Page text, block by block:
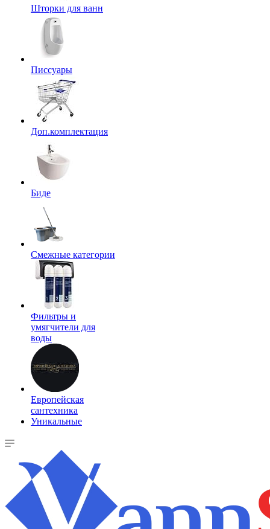
Шторки для ванн
Писсуары
Доп.комплектация
Биде
Смежные категории
Фильтры и
умягчители для
воды
Европейская
сантехника
Уникальные